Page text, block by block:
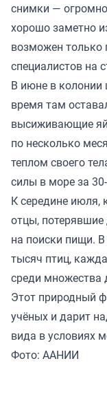
снимки —
хорошо заметно
возможен только
специалистов на
В июне в колонии
время там
высиживающие
по несколько
теплом своего
силы в море за
К середине июля,
отцы, потерявшие
на поиски пищи.
тысяч птиц,
среди множества
Этот природный
учёных и дарит
вида в условиях
Фото: ААНИИ